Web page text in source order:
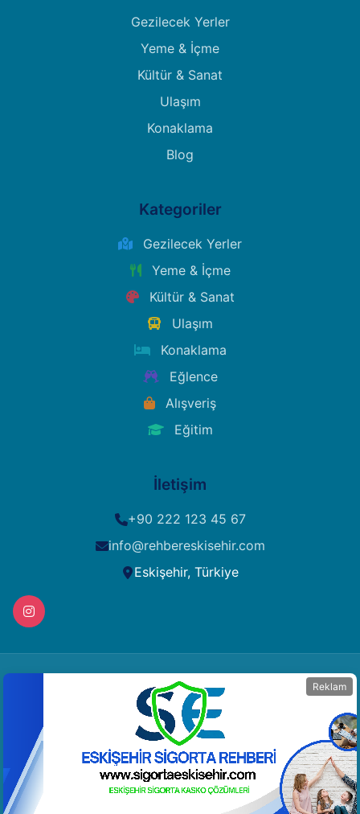
Gezilecek Yerler
Yeme & İçme
Kültür & Sanat
Ulaşım
Konaklama
Blog
Kategoriler
Gezilecek Yerler
Yeme & İçme
Kültür & Sanat
Ulaşım
Konaklama
Eğlence
Alışveriş
Eğitim
İletişim
+90 222 123 45 67
info@rehbereskisehir.com
Eskişehir, Türkiye
Reklam